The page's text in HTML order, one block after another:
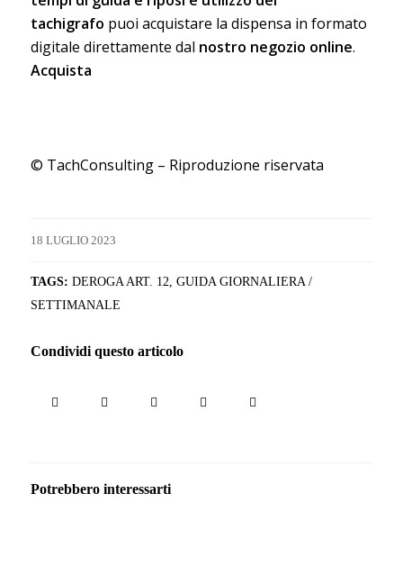
tachigrafo puoi acquistare la dispensa in formato
digitale direttamente dal nostro negozio online.
Acquista
© TachConsulting – Riproduzione riservata
18 LUGLIO 2023
TAGS: DEROGA ART. 12 GUIDA GIORNALIERA /
SETTIMANALE
Condividi questo articolo
Potrebbero interessarti